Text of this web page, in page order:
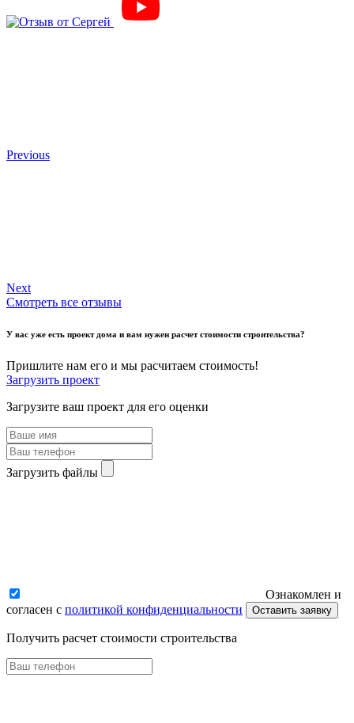
Previous
Next
Смотреть все отзывы
У вас уже есть проект дома и вам нужен расчет стоимости строительства?
Пришлите нам его и мы расчитаем стоимость!
Загрузить проект
Загрузите ваш проект для его оценки
Загрузить файлы
Ознакомлен и
согласен с политикой конфиденциальности Оставить заявку
Получить расчет стоимости строительства